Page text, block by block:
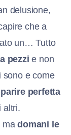
delusione,
che a
un… Tutto
pezzi e non
sono e come
perfetta
altri.
madomani le